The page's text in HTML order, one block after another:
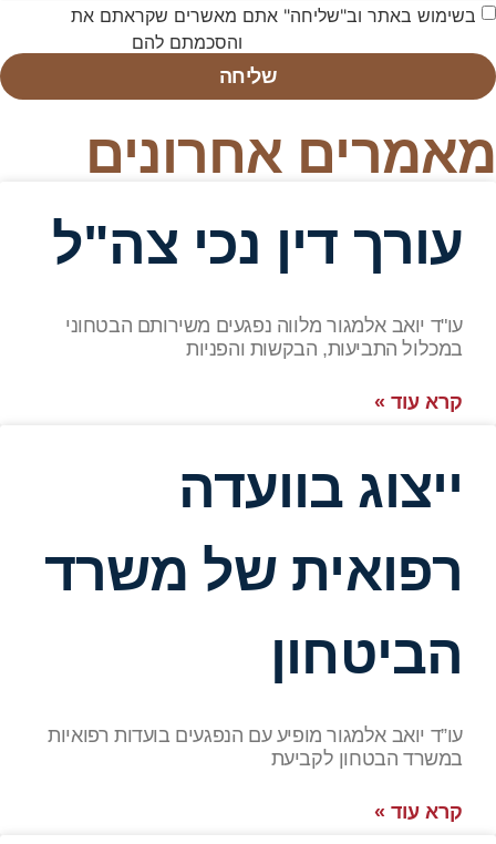
בשימוש באתר וב"שליחה" אתם מאשרים שקראתם את
והסכמתם להם
שליחה
מאמרים אחרונים
עורך דין נכי צה"ל
עו"ד יואב אלמגור מלווה נפגעים משירותם הבטחוני
במכלול התביעות, הבקשות והפניות
קרא עוד »
ייצוג בוועדה
רפואית של משרד
הביטחון
עו”ד יואב אלמגור מופיע עם הנפגעים בועדות רפואיות
במשרד הבטחון לקביעת
קרא עוד »